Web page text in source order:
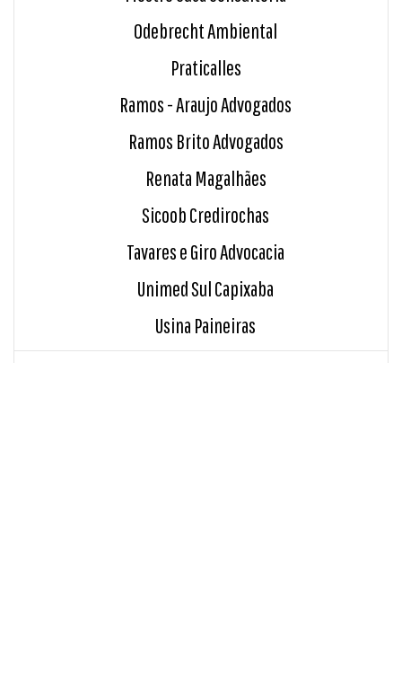
Odebrecht Ambiental
Praticalles
Ramos - Araujo Advogados
Ramos Brito Advogados
Renata Magalhães
Sicoob Credirochas
Tavares e Giro Advocacia
Unimed Sul Capixaba
Usina Paineiras